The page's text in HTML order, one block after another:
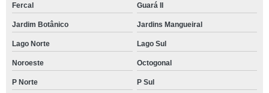
Fercal Guará II
Jardim Botânico Jardins Mangueiral
Lago Norte Lago Sul
Noroeste Octogonal
P Norte P Sul